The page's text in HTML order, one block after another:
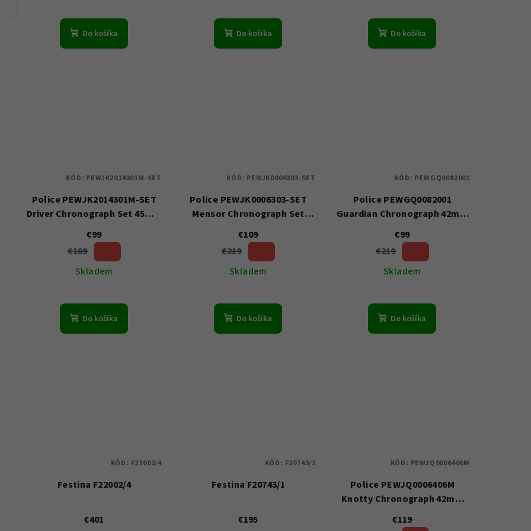
Do košíka Do košíka Do košíka
Police PEWJK2014301M-SET
Driver Chronograph Set 45mm
€99
€189
Skladem
Do košíka
KÓD: PEWJK2014301M-SET
Police PEWJK0006303-SET
Mensor Chronograph Set
€109
€219
Skladem
Do košíka
KÓD: PEWJK0006303-SET
Police PEWGQ0082001
Guardian Chronograph 42mm
€99
€219
Skladem
Do košíka
KÓD: PEWGQ0082001
Festina F22002/4
€401
KÓD: F22002/4
Festina F20743/1
€195
KÓD: F20743/1
Police PEWJQ0006406M
Knotty Chronograph 42mm
€119
KÓD: PEWJQ0006406M